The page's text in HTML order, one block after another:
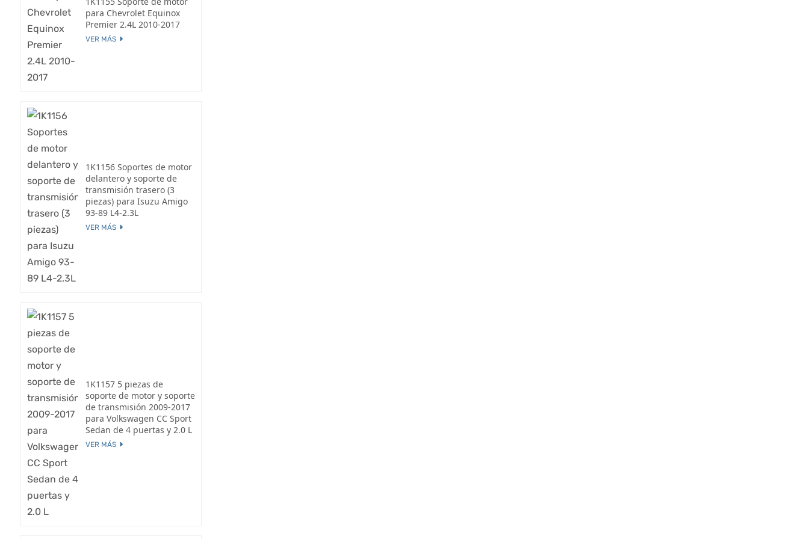
para Chevrolet Equinox
Premier 2.4L 2010-2017
VER MÁS
1K1156 Soportes de motor
delantero y soporte de
transmisión trasero (3
piezas) para Isuzu Amigo
93-89 L4-2.3L
VER MÁS
1K1157 5 piezas de
soporte de motor y soporte
de transmisión 2009-2017
para Volkswagen CC Sport
Sedan de 4 puertas y 2.0 L
VER MÁS